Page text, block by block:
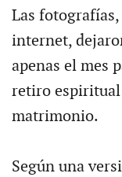
Las
internet,
apenas el mes
retiro espiritual
matrimonio.
Según una